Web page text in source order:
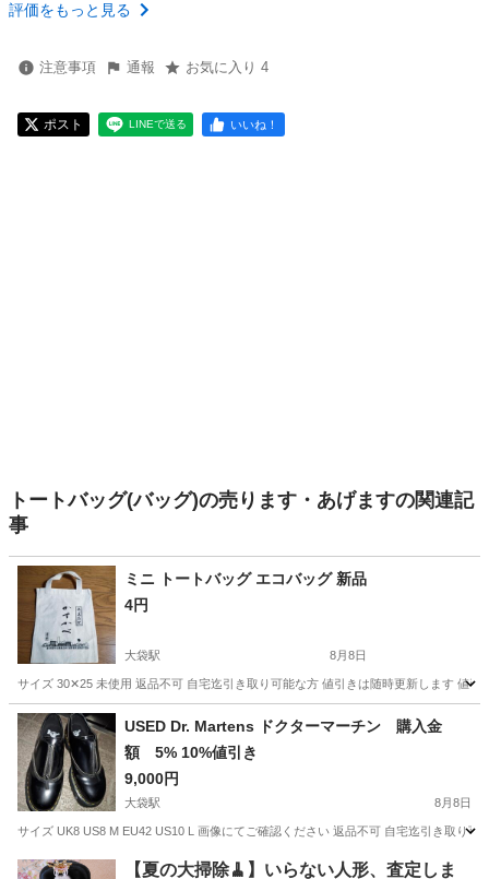
評価をもっと見る
注意事項 通報 お気に入り 4
ポスト LINEで送る いいね！
トートバッグ(バッグ)の売ります・あげますの関連記
事
ミニ トートバッグ エコバッグ 新品
4円
大袋駅 8月8日
サイズ 30✕25 未使用 返品不可 自宅迄引き取り可能な方 値引きは随時更新します 値引
埼玉 越谷市 エコバッグ
USED Dr. Martens ドクターマーチン 購入金
額 5% 10%値引き
9,000円
大袋駅 8月8日
サイズ UK8 US8 M EU42 US10 L 画像にてご確認ください 返品不可 自宅迄引き取り
埼玉 越谷市 大袋駅 靴 ドクターマーチン
【夏の大掃除🧹】いらない人形、査定しま